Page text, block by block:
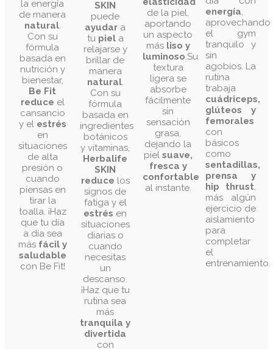
fórmula
basada en
nutrición y
bienestar,
Be Fit
reduce el
cansancio
y elestrés
en
situaciones
de alta
presión o
cuando
piensas en
tirar la
toalla.¡Haz
que tu día
a día sea
másfácil y
saludable
con Be Fit!
relajarse y
brillar de
manera
natural.
Con su
fórmula
basada en
ingredientes
botánicos
y vitaminas,
Herbalife
SKIN
reducelos
signos de
fatiga y el
estrésen
situaciones
diarias o
cuando
necesitas
un
descanso.
¡Haz que tu
rutina sea
más
tranquila y
divertida
con
Herbalife
SKIN y tus
amigas!
másliso y
luminoso.Su
textura
ligera se
absorbe
fácilmente
sin
sensación
grasa,
dejando la
suave,
fresca y
confortable
al instante.
sin
agobios. La
rutina
trabaja
cuádriceps,
glúteos y
femorales
con
básicos
como
sentadillas,
prensa y
hip thrust
más algún
ejercicio de
aislamiento
para
completar
el
entrenamiento.